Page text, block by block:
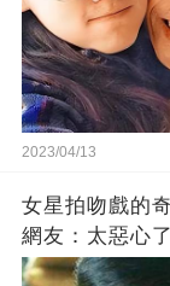
2023/04/13
女星拍吻戲的
網友：太惡心了